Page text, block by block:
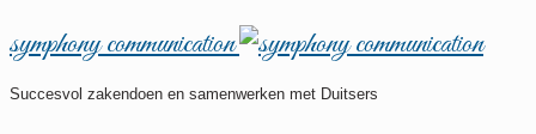
symphony communication
Succesvol zakendoen en samenwerken met Duitsers